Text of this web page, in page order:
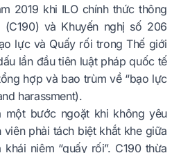
2019 khi ILO chính thức thông
và Khuyến nghị số 206
lực và Quấy rối trong Thế giới
lần đầu tiên luật pháp quốc tế
hợp và bao trùm về “bạo lực
harassment).
một bước ngoặt khi không yêu
phải tách biệt khắt khe giữa
niệm “quấy rối”. C190 thừa